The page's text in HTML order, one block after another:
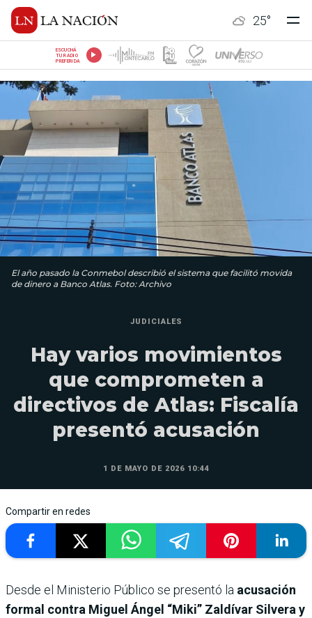
25°
ESCUCHÁ
TU RADIO
PREFERIDA
El año pasado la Conmebol describió el sistema que facilitó movida
de dinero a Banco Atlas. Foto: Archivo
JUDICIALES
Hay varios movimientos
que comprometen a
directivos de Atlas: Fiscalía
presentó acusación
1 DE MAYO DE 2026 10:44
Compartir en redes
Desde el Ministerio Público se presentó la acusación
formal contra Miguel Ángel “Miki” Zaldívar Silvera y